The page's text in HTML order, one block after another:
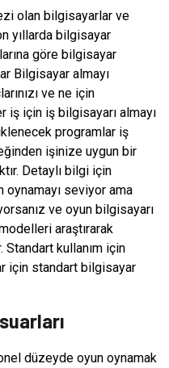
olan bilgisayarlar ve
yıllarda bilgisayar
göre bilgisayar
Bilgisayar almayı
ve ne için
iş için iş bilgisayarı almayı
programlar iş
işinize uygun bir
Detaylı bilgi için
oynamayı seviyor ama
ve oyun bilgisayarı
araştırarak
Standart kullanım için
için standart bilgisayar
düzeyde oyun oynamak